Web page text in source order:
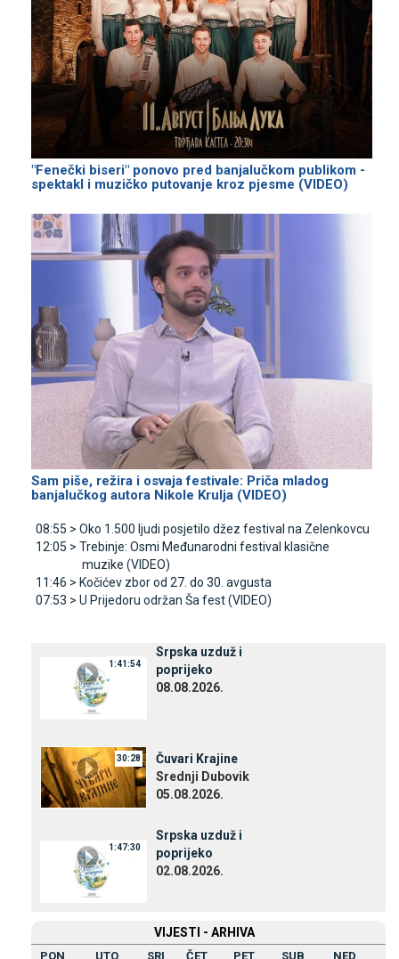
"Fenečki biseri" ponovo pred banjalučkom publikom -
spektakl i muzičko putovanje kroz pjesme (VIDEO)
Sam piše, režira i osvaja festivale: Priča mladog
banjalučkog autora Nikole Krulja (VIDEO)
08:55 > Oko 1.500 ljudi posjetilo džez festival na Zelenkovcu
12:05 > Trebinje: Osmi Međunarodni festival klasične
muzike (VIDEO)
11:46 > Kočićev zbor od 27. do 30. avgusta
07:53 > U Prijedoru održan Ša fest (VIDEO)
1:41:54
Srpska uzduž i
poprijeko
08.08.2026.
30:28
Čuvari Krajine
Srednji Dubovik
05.08.2026.
1:47:30
Srpska uzduž i
poprijeko
02.08.2026.
VIЈESTI - ARHIVA
PON UTO SRI ČET PET SUB NED